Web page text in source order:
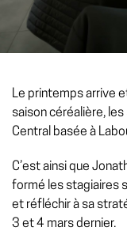
Le printemps arrive
saison céréalière, les
Central basée à
C’est ainsi que
formé les stagiaires
et réfléchir à sa
3 et 4 mars dernier.